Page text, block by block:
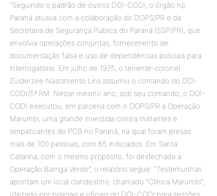
“Seguindo o padrão de outros DOI-CODI, o órgão no
Paraná atuava com a colaboração do DOPS/PR e da
Secretaria de Segurança Pública do Paraná (SSP/PR), que
envolvia operações conjuntas, fornecimento de
documentação falsa e uso de dependências policiais para
interrogatório. Em julho de 1975, o tenente-coronel
Zuiderzee Nascimento Lins assumiu o comando do DOI-
CODI/5ª RM. Nesse mesmo ano, sob seu comando, o DOI-
CODI executou, em parceria com o DOPS/PR a Operação
Marumbi, uma grande investida contra militantes e
simpatizantes do PCB no Paraná, na qual foram presas
mais de 100 pessoas, com 65 indiciados. Em Santa
Catarina, com o mesmo propósito, foi desfechada a
Operação Barriga Verde”, o relatório segue: “Testemunhas
apontam um local clandestino, chamado “Clínica Marumbi”,